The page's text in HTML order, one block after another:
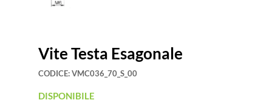
Vite Testa Esagonale
CODICE:VMC036_70_S_00
DISPONIBILE